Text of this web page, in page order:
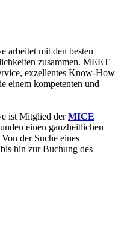
arbeitet mit den besten
zusammen. MEET
exzellentes Know-How
einem kompetenten und
ist Mitglied derMICE
einen ganzheitlichen
der Suche eines
hin zur Buchung des